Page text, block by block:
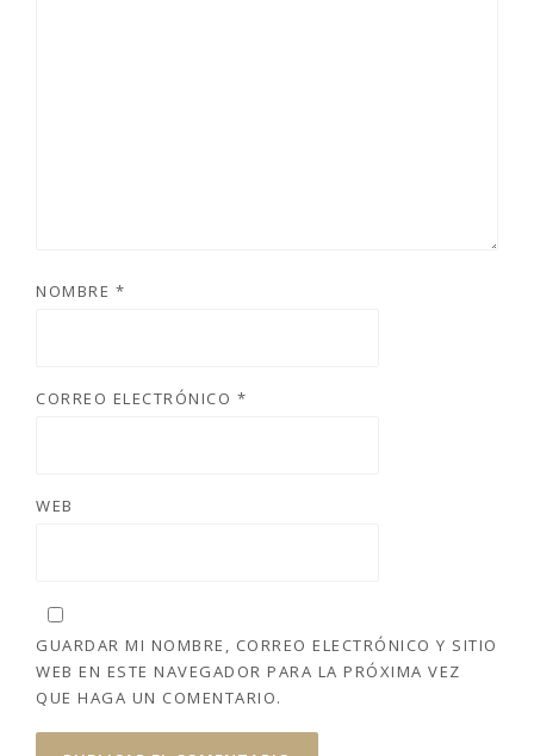
NOMBRE *
CORREO ELECTRÓNICO *
WEB
GUARDAR MI NOMBRE, CORREO ELECTRÓNICO Y SITIO
WEB EN ESTE NAVEGADOR PARA LA PRÓXIMA VEZ
QUE HAGA UN COMENTARIO.